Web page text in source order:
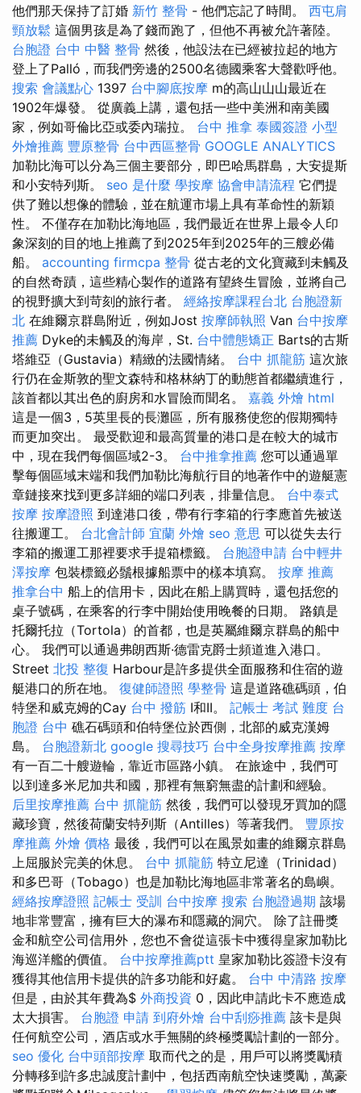
他們那天保持了訂婚 新竹 整骨 - 他們忘記了時間。 西屯肩
頸放鬆 這個男孩是為了錢而跑了，但他不再被允許著陸。
台胞證 台中 中醫 整骨 然後，他設法在已經被拉起的地方
登上了Palló，而我們旁邊的2500名德國乘客大聲歡呼他。
搜索 會議點心 1397 台中腳底按摩 m的高山山山最近在
1902年爆發。 從廣義上講，還包括一些中美洲和南美國
家，例如哥倫比亞或委內瑞拉。 台中 推拿 泰國簽證 小型
外燴推薦 豐原整骨 台中西區整骨 GOOGLE ANALYTICS
加勒比海可以分為三個主要部分，即巴哈馬群島，大安提斯
和小安特列斯。 seo 是什麼 學按摩 協會申請流程 它們提
供了難以想像的體驗，並在航運市場上具有革命性的新穎
性。 不僅存在加勒比海地區，我們最近在世界上最令人印
象深刻的目的地上推薦了到2025年到2025年的三艘必備
船。 accounting firmcpa 整骨 從古老的文化寶藏到未觸及
的自然奇蹟，這些精心製作的道路有望終生冒險，並將自己
的視野擴大到苛刻的旅行者。 經絡按摩課程台北 台胞證新
北 在維爾京群島附近，例如Jost 按摩師執照 Van 台中按摩
推薦 Dyke的未觸及的海岸，St. 台中體態矯正 Barts的古斯
塔維亞（Gustavia）精緻的法國情緒。 台中 抓龍筋 這次旅
行仍在金斯敦的聖文森特和格林納丁的動態首都繼續進行，
該首都以其出色的廚房和水冒險而聞名。 嘉義 外燴 html
這是一個3，5英里長的長灘區，所有服務使您的假期獨特
而更加突出。 最受歡迎和最高質量的港口是在較大的城市
中，現在我們每個區域2-3。 台中推拿推薦 您可以通過單
擊每個區域末端和我們加勒比海航行目的地著作中的遊艇憲
章鏈接來找到更多詳細的端口列表，排量信息。 台中泰式
按摩 按摩證照 到達港口後，帶有行李箱的行李應首先被送
往搬運工。 台北會計師 宜蘭 外燴 seo 意思 可以從失去行
李箱的搬運工那裡要求手提箱標籤。 台胞證申請 台中輕井
澤按摩 包裝標籤必鬚根據船票中的樣本填寫。 按摩 推薦
推拿台中 船上的信用卡，因此在船上購買時，還包括您的
桌子號碼，在乘客的行李中開始使用晚餐的日期。 路鎮是
托爾托拉（Tortola）的首都，也是英屬維爾京群島的船中
心。 我們可以通過弗朗西斯·德雷克爵士頻道進入港口。
Street 北投 整復 Harbour是許多提供全面服務和住宿的遊
艇港口的所在地。 復健師證照 學整骨 這是道路礁碼頭，伯
特堡和威克姆的Cay 台中 撥筋 I和II。 記帳士 考試 難度 台
胞證 台中 礁石碼頭和伯特堡位於西側，北部的威克漢姆
島。 台胞證新北 google 搜尋技巧 台中全身按摩推薦 按摩
有一百二十艘遊輪，靠近市區路小鎮。 在旅途中，我們可
以到達多米尼加共和國，那裡有無窮無盡的計劃和經驗。
后里按摩推薦 台中 抓龍筋 然後，我們可以發現牙買加的隱
藏珍寶，然後荷蘭安特列斯（Antilles）等著我們。 豐原按
摩推薦 外燴 價格 最後，我們可以在風景如畫的維爾京群島
上屈服於完美的休息。 台中 抓龍筋 特立尼達（Trinidad）
和多巴哥（Tobago）也是加勒比海地區非常著名的島嶼。
經絡按摩證照 記帳士 受訓 台中按摩 搜索 台胞證過期 該場
地非常豐富，擁有巨大的瀑布和隱藏的洞穴。 除了註冊獎
金和航空公司信用外，您也不會從這張卡中獲得皇家加勒比
海巡洋艦的價值。 台中按摩推薦ptt 皇家加勒比簽證卡沒有
獲得其他信用卡提供的許多功能和好處。 台中 中清路 按摩
但是，由於其年費為$ 外商投資 0，因此申請此卡不應造成
太大損害。 台胞證 申請 到府外燴 台中刮痧推薦 該卡是與
任何航空公司，酒店或水手無關的終極獎勵計劃的一部分。
seo 優化 台中頭部按摩 取而代之的是，用戶可以將獎勵積
分轉移到許多忠誠度計劃中，包括西南航空快速獎勵，萬豪